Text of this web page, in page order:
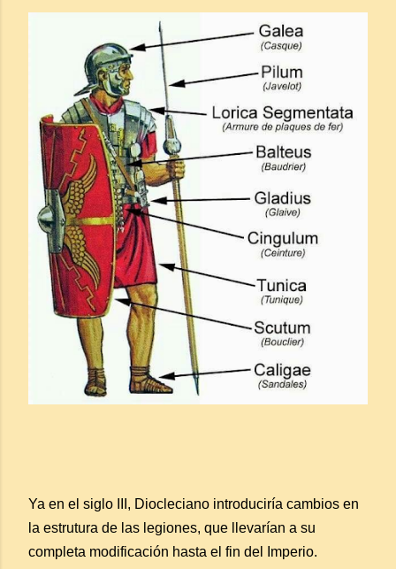
Ya en el siglo III, Diocleciano introduciría cambios en
la estrutura de las legiones, que llevarían a su
completa modificación hasta el fin del Imperio.